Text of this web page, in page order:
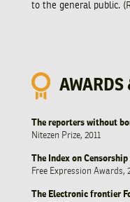
to the general public. (
The reporters without
Nitezen Prize, 2011
The Index on Censorship
Free Expression Awards,
The Electronic frontier